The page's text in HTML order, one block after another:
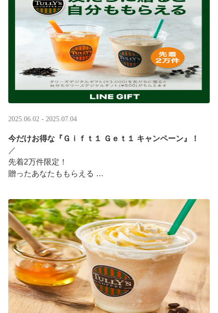
2025.06.02 - 2025.07.04
今だけお得な『Ｇｉｆｔ１ Ｇｅｔ１ キャンペーン』！
／ ​
先着2万件限定！​
贈ったあなたももらえる ​
LINEギフト限定！タリーズデジタルギフト3,000円分を贈
ると、自分も500円分のギフトチケットがもらえるキャン
ペーンがスタート​
···